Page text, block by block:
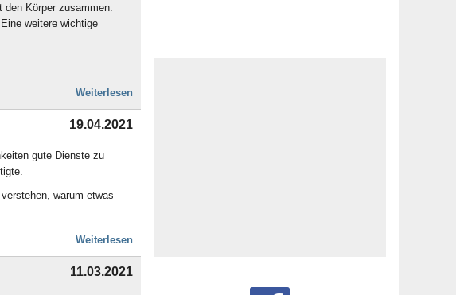
Körper zusammen.
weitere wichtige
Weiterlesen
19.04.2021
gute Dienste zu
warum etwas
Weiterlesen
11.03.2021